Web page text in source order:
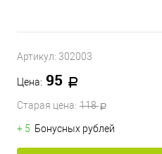
Артикул: 302003
Цена: 95
Старая цена: 118
+ 5 Бонусных рублей